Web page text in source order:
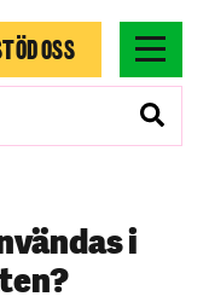
OSS
i